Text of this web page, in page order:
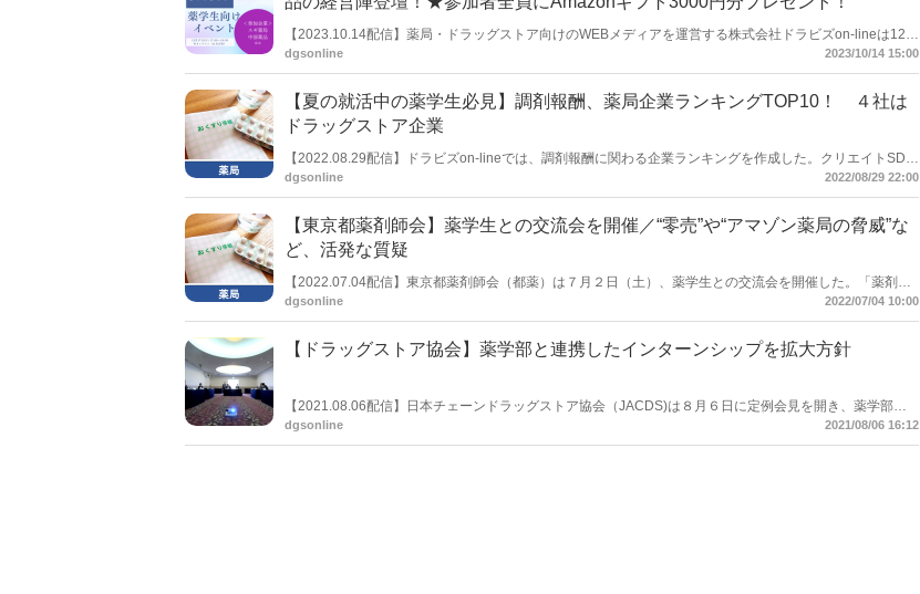
いだろうか。何らか正解を求めるものではない。
【2023.10.14配信】薬局・ドラッグストア向けのWEBメディアを運営する株式会社ドラビズon-lineは12月
17日（日）17:00〜18:30、オンラインにて薬学生向けのイベントを開催する。名古屋駅近辺の会場にてリ
ない」という薬学生の声から、薬剤師会で活動されている地域薬局にも参加いただくイベントとなってい
る。長い薬剤師キャリアを考える上で、“一生モノ”になる出会いのイベントを目指している。
dgsonline 2023/10/14 15:00
【夏の就活中の薬学生必見】調剤報酬、薬局企業ランキングTOP10！ ４社は
ドラッグストア企業
【2022.08.29配信】ドラビズon-lineでは、調剤報酬に関わる企業ランキングを作成した。クリエイトSDホ
ールディングスやクスリのアオキホールディングスなど、22年５月期決算を反映している。各社公表資料
dgsonline 2022/08/29 22:00
【東京都薬剤師会】薬学生との交流会を開催／“零売”や“アマゾン薬局の脅威”な
ど、活発な質疑
【2022.07.04配信】東京都薬剤師会（都薬）は７月２日（土）、薬学生との交流会を開催した。「薬剤師
のリアルを聴いてみよう！」と題した学生会員向け企画で、都内在住や都内の薬学部に通う薬学生を対象
dgsonline 2022/07/04 10:00
【ドラッグストア協会】薬学部と連携したインターンシップを拡大方針
【2021.08.06配信】日本チェーンドラッグストア協会（JACDS)は８月６日に定例会見を開き、薬学部と
協会が連携するインターンシップに関して拡大させていく方針を示した。現在は城西大学薬学部と連携し
dgsonline 2021/08/06 16:12